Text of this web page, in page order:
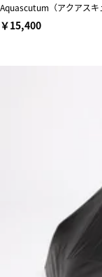
Aquascutum（アクアス
￥15,400